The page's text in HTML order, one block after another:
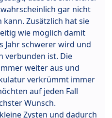
gar nicht
Zusätzlich hat sie
wie möglich damit
Jahr schwerer wird und
verbunden ist. Die
weiter aus und
verkrümmt immer
auf jeden Fall
Wunsch.
Zysten und dadurch